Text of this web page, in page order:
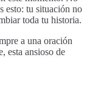
esto: tu situación no
toda tu historia.
a una oración
esta ansioso de